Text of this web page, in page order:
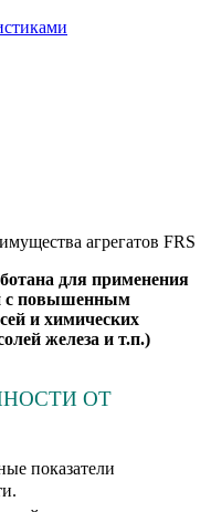
агрегатов FRS
для применения
с повышенным
и химических
железа и т.п.)
ОТ
показатели